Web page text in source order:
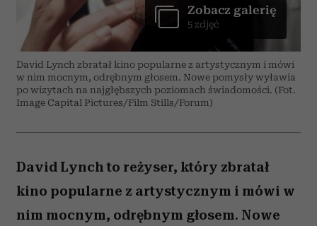
David Lynch zbratał kino popularne z artystycznym i mówi
w nim mocnym, odrębnym głosem. Nowe pomysły wyławia
po wizytach na najgłębszych poziomach świadomości. (Fot.
Image Capital Pictures/Film Stills/Forum)
Zobacz galerię
5 zdjęć
David Lynch to reżyser, który zbratał
kino popularne z artystycznym i mówi w
nim mocnym, odrębnym głosem. Nowe